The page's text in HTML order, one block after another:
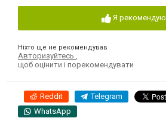
Я рекомендую
Ніхто ще не рекомендував
Авторизуйтесь
щоб оцінити і порекомендувати
Reddit Telegram
WhatsApp